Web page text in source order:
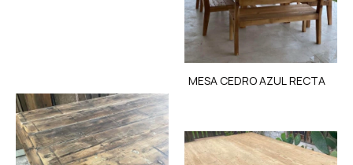
MESA CEDRO AZUL RECTA